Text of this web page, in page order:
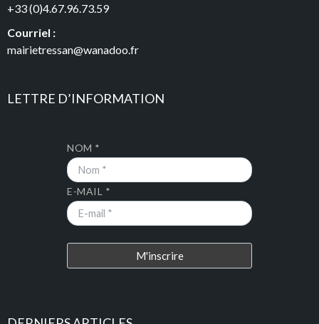
+33 (0)4.67.96.73.59
Courriel :
mairietressan@wanadoo.fr
LETTRE D’INFORMATION
NOM *
E-MAIL *